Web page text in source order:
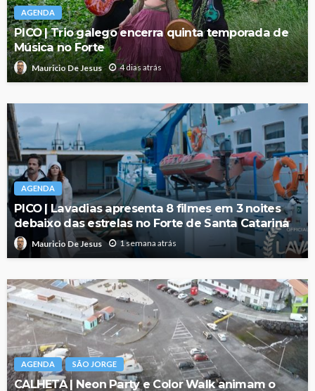
AGENDA
PICO | Trio galego encerra quinta temporada de
Música no Forte
Mauricio De Jesus 4 dias atrás
AGENDA
PICO | Lavadias apresenta 8 filmes em 3 noites
debaixo das estrelas no Forte de Santa Catarina
Mauricio De Jesus 1 semana atrás
AGENDA SÃO JORGE
CALHETA | Neon Party e Color Walk animam o